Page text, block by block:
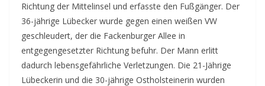
Richtung der Mittelinsel und erfasste den Fußgänger. Der
36-jährige Lübecker wurde gegen einen weißen VW
geschleudert, der die Fackenburger Allee in
entgegengesetzter Richtung befuhr. Der Mann erlitt
dadurch lebensgefährliche Verletzungen. Die 21-Jährige
Lübeckerin und die 30-jährige Ostholsteinerin wurden